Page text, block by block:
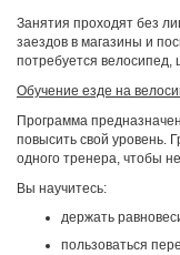
Занятия проходят без
заездов в магазины и
потребуется велосипед,
Обучение езде на
Программа
повысить свой уровень.
одного тренера, чтобы
Вы научитесь:
держать
пользоваться